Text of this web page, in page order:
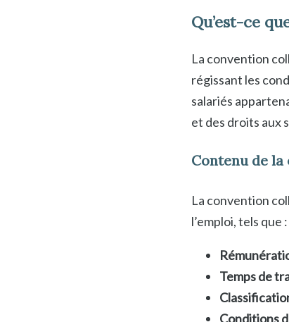
Qu’est-ce
La convention
régissant les
salariés
et des droits aux
Contenu de
La convention
l’emploi, tels que :
Temps de
Conditions